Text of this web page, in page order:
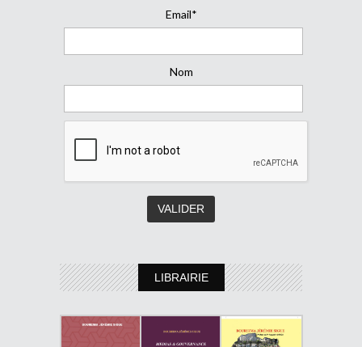
Email*
Nom
LIBRAIRIE